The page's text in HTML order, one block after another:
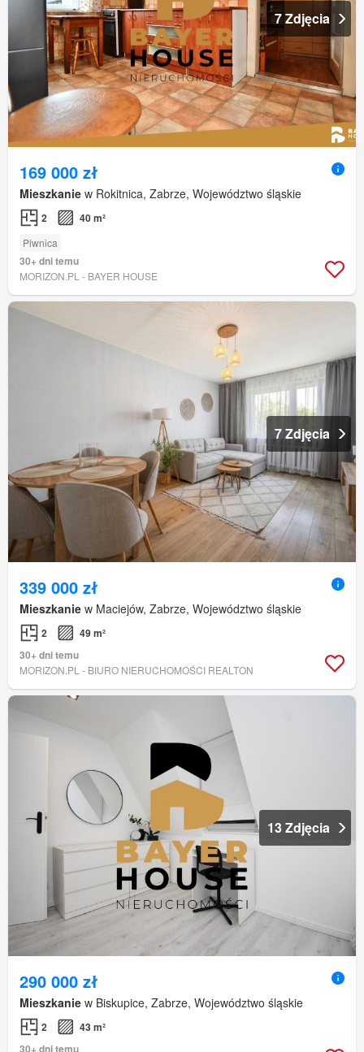
7 Zdjęcia
169 000 zł
Mieszkanie w Rokitnica, Zabrze, Województwo śląskie
2 40 m²
Piwnica
30+ dni temu
MORIZON.PL - BAYER HOUSE
7 Zdjęcia
339 000 zł
Mieszkanie w Maciejów, Zabrze, Województwo śląskie
2
49 m²
30+ dni temu
MORIZON.PL - BIURO NIERUCHOMOŚCI REALTON
13 Zdjęcia
290 000 zł
Mieszkanie w Biskupice, Zabrze, Województwo śląskie
2
43 m²
30+ dni temu